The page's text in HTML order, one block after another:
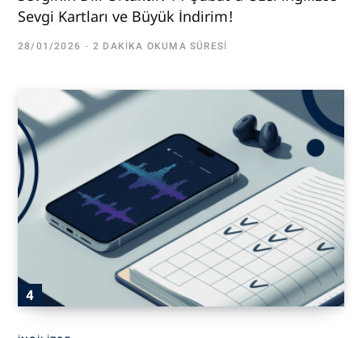
Sevgi Kartları ve Büyük İndirim!
28/01/2026 2 DAKIKA OKUMA SÜRESI